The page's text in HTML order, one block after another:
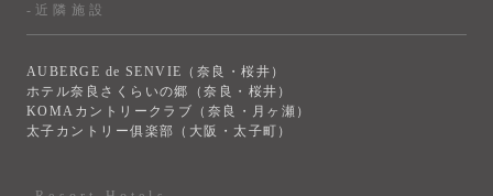
-近隣施設
AUBERGE de SENVIE（奈良・桜井）
ホテル奈良さくらいの郷（奈良・桜井）
KOMAカントリークラブ（奈良・月ヶ瀬）
太子カントリー俱楽部（大阪・太子町）